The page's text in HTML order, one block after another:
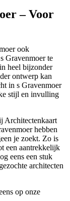
– Voor
ook
Gravenmoer te
heel bijzonder
ontwerp kan
in s Gravenmoer
stijl en invulling
Architectenkaart
hebben
je zoekt. Zo is
een aantrekkelijk
eens een stuk
architecten
op onze